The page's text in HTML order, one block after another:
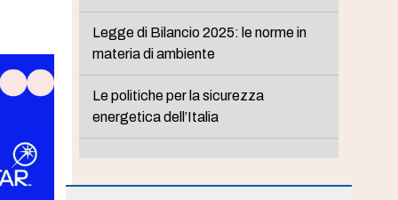
Legge di Bilancio 2025: le norme in
materia di ambiente
Le politiche per la sicurezza
energetica dell’Italia